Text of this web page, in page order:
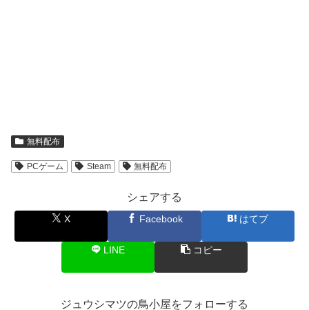
無料配布
PCゲーム Steam 無料配布
シェアする
X Facebook はてブ
LINE コピー
ジュウシマツの鳥小屋をフォローする